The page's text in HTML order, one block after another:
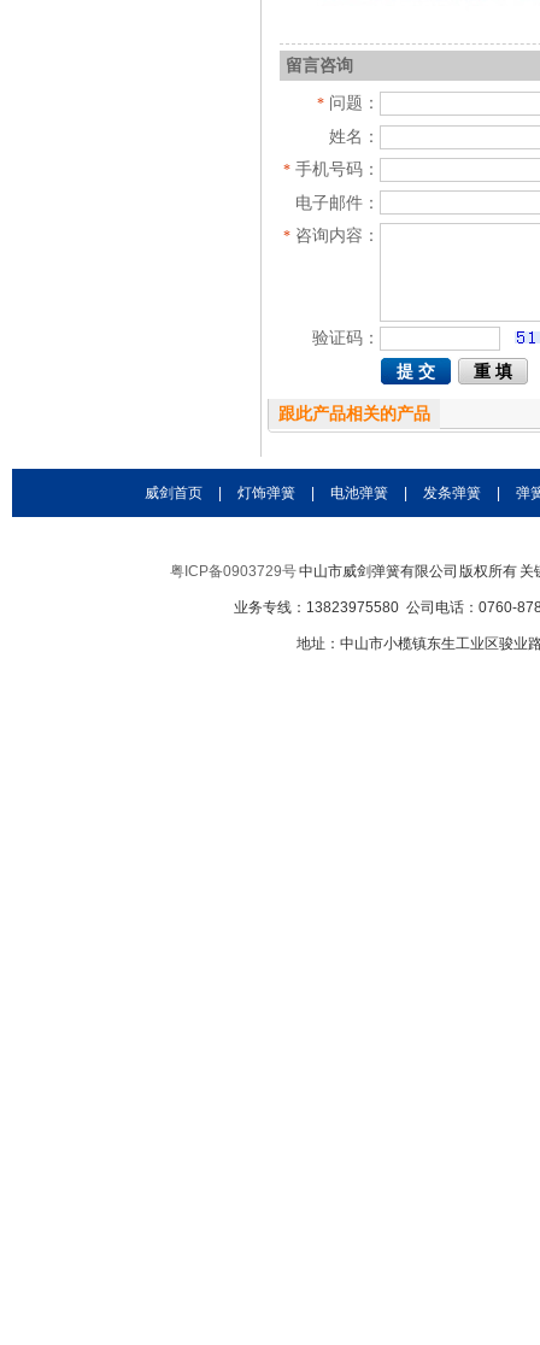
留言咨询
* 问题：
姓名：
* 手机号码：
电子邮件：
* 咨询内容：
验证码：
跟此产品相关的产品
威剑首页 灯饰弹簧 电池弹簧 发条弹簧 弹
粤ICP备0903729号中山市威剑弹簧有限公司 版权所有
业务专线：13823975580 公司电话：0760-
地址：中山市小榄镇东生工业区骏业